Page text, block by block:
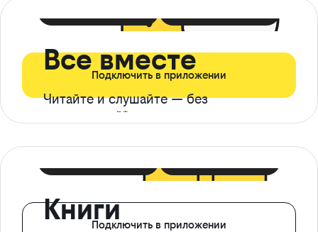
Все вместе
Читайте и слушайте — без
ограничений*
Подключить в приложении
КнигиПодключить в приложении